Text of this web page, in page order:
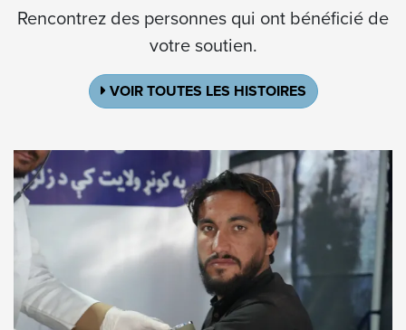
Rencontrez des personnes qui ont bénéficié de
votre soutien.
VOIR TOUTES LES HISTOIRES